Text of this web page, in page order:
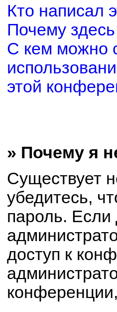
Кто написал
Почему
С кем можно
этой
» Почему я
Существует
убедитесь,
пароль.
доступ к